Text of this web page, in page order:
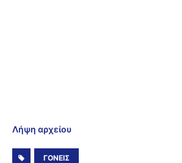
Λήψη αρχείου
ΓΟΝΕΊΣ